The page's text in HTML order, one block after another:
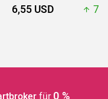
6,55 USD